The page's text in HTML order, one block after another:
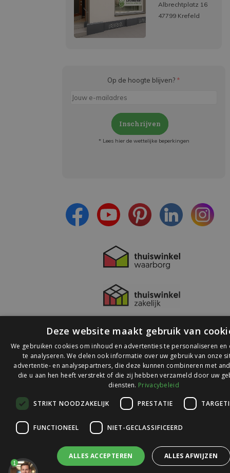
Albrechtplatz 16
47799 Krefeld
Op de hoogte blijven? *
Inschrijven
* Lees hier de wettelijke beperkingen
© 2026 Ledlichtdiscounter.nl
op
Webwinkelkeur
1
Deze website maakt gebruik van
We gebruiken cookies om inhoud en advertenties te personaliseren en
te analyseren. We delen ook informatie over uw gebruik van onze
advertentie- en analysepartners, die deze kunnen combineren met
die u aan hen heeft verstrekt of die zij hebben verzameld door uw
diensten. Privacybeleid
STRIKT NOODZAKELIJK PRESTATIE
FUNCTIONEEL NIET-GECLASSIFICEERD
ALLES ACCEPTEREN ALLES AFWIJZEN